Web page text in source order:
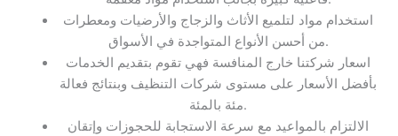
استخدام مواد لتلميع الأثاث والزجاج والأرضيات ومعطرات
من أحسن الأنواع المتواجدة في الأسواق.
اسعار شركتنا خارج المنافسة فهي تقوم بتقديم الخدمات
بأفضل الأسعار على مستوى شركات التنظيف وبنتائج فعالة
مئة بالمئة.
الالتزام بالمواعيد مع سرعة الاستجابة للحجوزات وإتقان